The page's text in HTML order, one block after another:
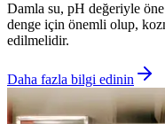
Damla su, pH değeriyle
denge için önemli olup,
edilmelidir.
Daha fazla bilgi edinin